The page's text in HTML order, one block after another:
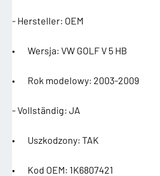
- Hersteller: OEM
• Wersja: VW GOLF V 5 HB
• Rok modelowy: 2003-2009
- Vollständig: JA
• Uszkodzony: TAK
• Kod OEM: 1K6807421